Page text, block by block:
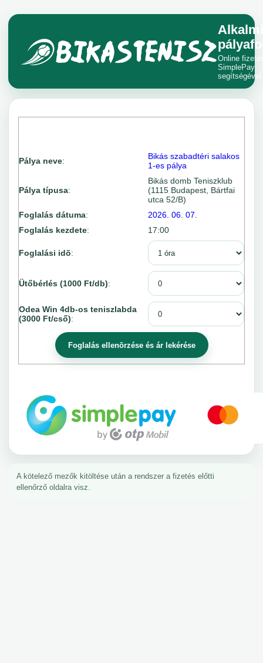
Alkalmi
Online
SimplePay
segítségével.
Pálya neve:
Bikás szabadtéri salakos
1-es pálya
Pálya típusa:
Bikás domb Teniszklub
(1115 Budapest, Bártfai
utca 52/B)
Foglalás dátuma:
2026. 06. 07.
Foglalás kezdete: 17:00
Foglalási idõ:
Ütőbérlés (1000 Ft/db):
Odea Win 4db-os teniszlabda
(3000 Ft/cső):
A kötelező mezők kitöltése után a rendszer a fizetés előtti
ellenőrző oldalra visz.